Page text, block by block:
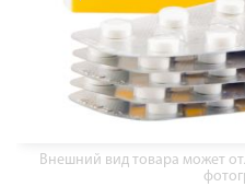
Внешний вид товара может